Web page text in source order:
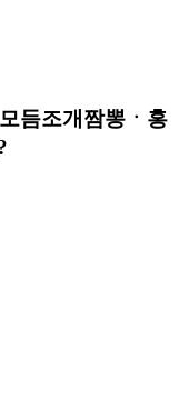
듬조개짬뽕ㆍ홍